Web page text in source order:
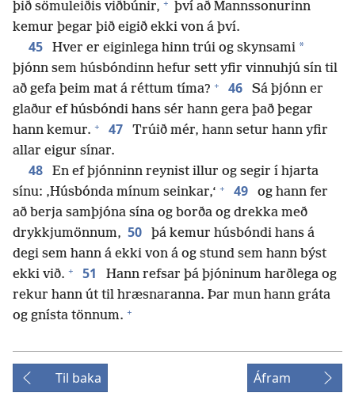
þið sömuleiðis viðbúnir, + því að Mannssonurinn
kemur þegar þið eigið ekki von á því.
45 Hver er eiginlega hinn trúi og skynsami *
þjónn sem húsbóndinn hefur sett yfir vinnuhjú sín til
að gefa þeim mat á réttum tíma? + 46
Sá þjónn er
glaður ef húsbóndi hans sér hann gera það þegar
hann kemur. + 47
Trúið mér, hann setur hann yfir
allar eigur sínar.
48
En ef þjónninn reynist illur og segir í hjarta
sínu: ‚Húsbónda mínum seinkar,‘ + 49
og hann fer
að berja samþjóna sína og borða og drekka með
drykkjumönnum, 50
þá kemur húsbóndi hans á
degi sem hann á ekki von á og stund sem hann býst
ekki við. + 51
Hann refsar þá þjóninum harðlega og
rekur hann út til hræsnaranna. Þar mun hann gráta
og gnísta tönnum. +
Til baka Áfram